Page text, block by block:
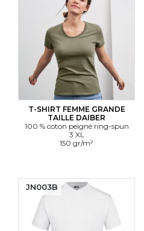
T-SHIRT FEMME GRANDE
TAILLE DAIBER
100 % coton peigné ring-spun
3 XL
150 gr/m²
JN003B